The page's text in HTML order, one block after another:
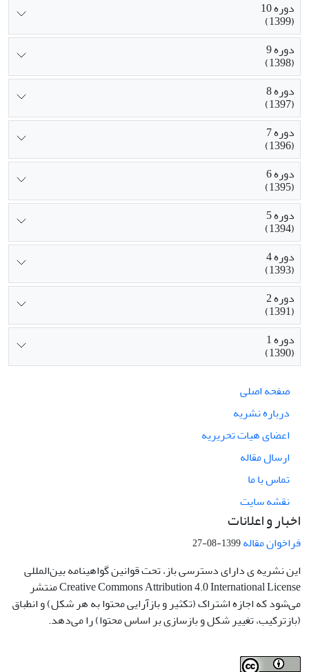
دوره 10
(1399)
دوره 9
(1398)
دوره 8
(1397)
دوره 7
(1396)
دوره 6
(1395)
دوره 5
(1394)
دوره 4
(1393)
دوره 2
(1391)
دوره 1
(1390)
صفحه اصلی
درباره نشریه
اعضای هیات تحریریه
ارسال مقاله
تماس با ما
نقشه سایت
اخبار و اعلانات
فراخوان مقاله1399-08-27
این نشریه ی دارای دسترسی باز، تحت قوانین گواهینامه بین‌المللی
Creative Commons Attribution 4.0 International License منتشر
می‌شود که اجازه اشتراک (تکثیر و بازآرایی محتوا به هر شکل) و انطباق
(بازترکیب، تغییر شکل و بازسازی بر اساس محتوا) را می‌دهد.